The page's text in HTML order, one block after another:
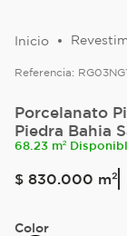
Referencia:
Porcelanato
Piedra Bahia
68.23 m²
$ 830.000 m²
Color